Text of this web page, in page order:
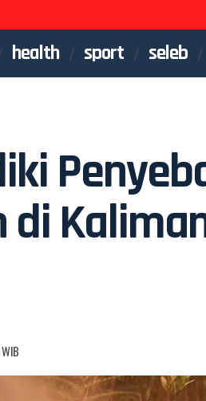
health sport seleb
di